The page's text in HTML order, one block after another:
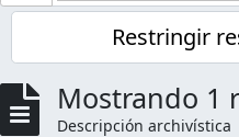
Restringir
Mostrando 1
Descripción archivística